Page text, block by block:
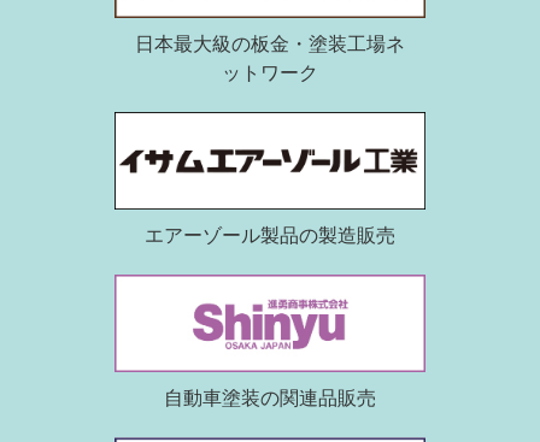
日本最大級の板金・塗装工場ネ
ットワーク
エアーゾール製品の製造販売
自動車塗装の関連品販売